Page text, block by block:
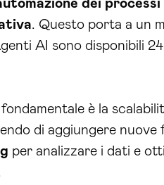
dei processi
. Questo porta a un
AI sono disponibili
è la
di aggiungere
per analizzare i dati e